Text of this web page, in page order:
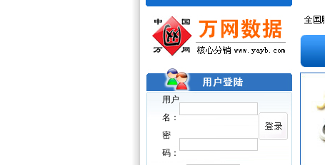
用户
名：
密
码：